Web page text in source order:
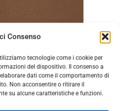
Consenso
tecnologie come i cookie per
del dispositivo. Il consenso a
dati come il comportamento di
Non acconsentire o ritirare il
su alcune caratteristiche e funzioni.